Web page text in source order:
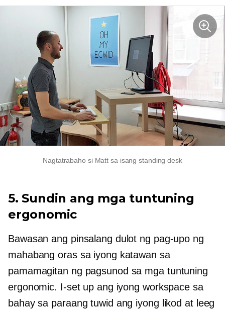
Nagtatrabaho si Matt sa isang standing desk
5. Sundin ang mga tuntuning
ergonomic
Bawasan ang pinsalang dulot ng pag-upo ng
mahabang oras sa iyong katawan sa
pamamagitan ng pagsunod sa mga tuntuning
ergonomic. I-set up ang iyong workspace sa
bahay sa paraang tuwid ang iyong likod at leeg